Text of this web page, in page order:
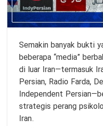
Semakin banyak bukti
beberapa “media”
di luar Iran—termasuk
Persian, Radio Farda,
Independent
strategis perang
Iran.